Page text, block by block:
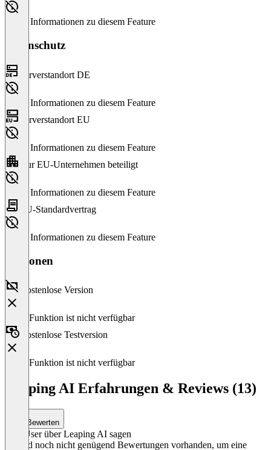
Keine Informationen zu diesem Feature
Datenschutz
Serverstandort DE
Keine Informationen zu diesem Feature
Serverstandort EU
Keine Informationen zu diesem Feature
Nur EU-Unternehmen beteiligt
Keine Informationen zu diesem Feature
EU-Standardvertrag
Keine Informationen zu diesem Feature
Versionen
Kostenlose Version
Diese Funktion ist nicht verfügbar
Kostenlose Testversion
Diese Funktion ist nicht verfügbar
Leaping AI Erfahrungen & Reviews (13)
Bewerten
Was User über Leaping AI sagen
Es sind noch nicht genügend Bewertungen vorhanden, um eine